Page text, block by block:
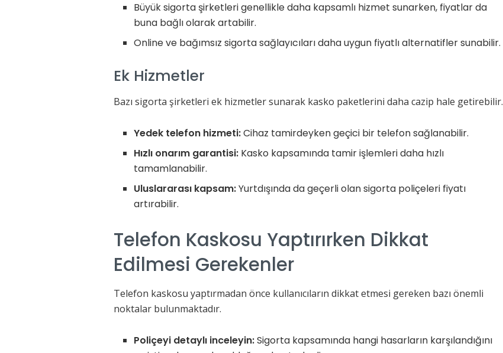
Büyük sigorta şirketleri genellikle daha kapsamlı hizmet sunarken, fiyatlar da
buna bağlı olarak artabilir.
Online ve bağımsız sigorta sağlayıcıları daha uygun fiyatlı alternatifler sunabilir.
Ek Hizmetler
Bazı sigorta şirketleri ek hizmetler sunarak kasko paketlerini daha cazip hale getirebilir.
Yedek telefon hizmeti:Cihaz tamirdeyken geçici bir telefon sağlanabilir.
Hızlı onarım garantisi: Kasko kapsamında tamir işlemleri daha hızlı
tamamlanabilir.
Uluslararası kapsam:Yurtdışında da geçerli olan sigorta poliçeleri fiyatı
artırabilir.
Telefon Kaskosu Yaptırırken Dikkat
Edilmesi Gerekenler
Telefon kaskosu yaptırmadan önce kullanıcıların dikkat etmesi gereken bazı önemli
noktalar bulunmaktadır.
Poliçeyi detaylı inceleyin:Sigorta kapsamında hangi hasarların karşılandığını